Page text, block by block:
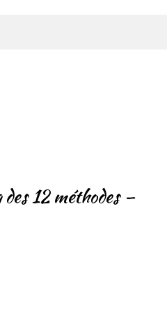
12 méthodes –